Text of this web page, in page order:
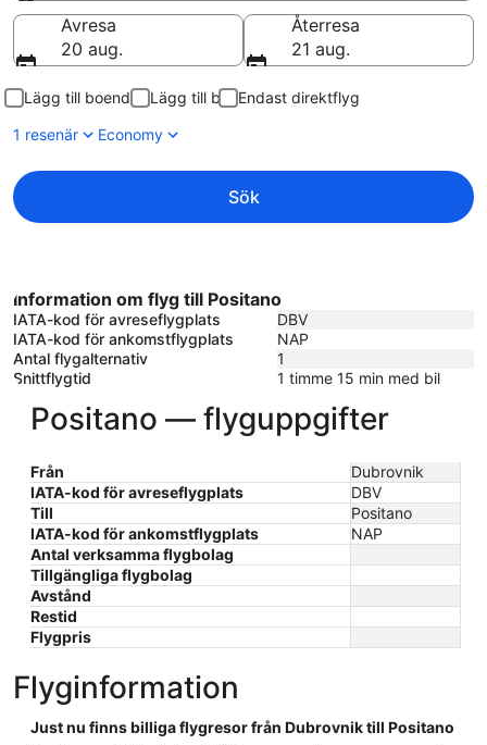
Till
Avresa
20 aug.
Återresa
21 aug.
Lägg till boende Lägg till bil
Endast direktflyg
1 resenär
Economy
Sök
Information om flyg till Positano
IATA-kod för avreseflygplats
DBV
IATA-kod för ankomstflygplats
NAP
Antal flygalternativ
1
Snittflygtid
1 timme 15 min med bil
Positano — flyguppgifter
Från
Dubrovnik
IATA-kod för avreseflygplats
DBV
Till
Positano
IATA-kod för ankomstflygplats
NAP
Antal verksamma flygbolag
Tillgängliga flygbolag
Avstånd
Restid
Flygpris
Flyginformation
Just nu finns billiga flygresor från Dubrovnik till Positano